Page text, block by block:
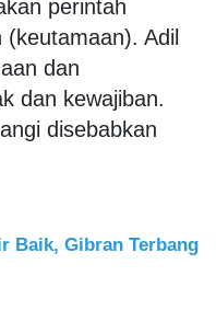
perintah
Adil
dan
dan kewajiban.
disebabkan
Baik, Gibran Terbang